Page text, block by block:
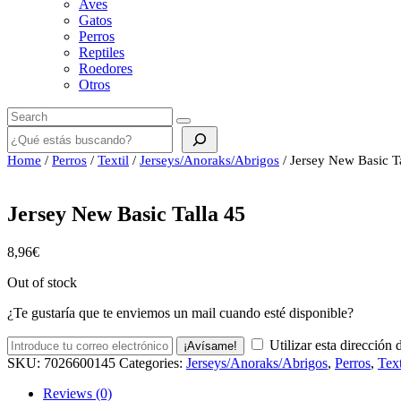
Aves
Gatos
Perros
Reptiles
Roedores
Otros
Buscar
Home / Perros / Textil / Jerseys/Anoraks/Abrigos / Jersey New Basic
Jersey New Basic Talla 45
8,96€
Out of stock
¿Te gustaría que te enviemos un mail cuando esté disponible?
¡Avísame!
Utilizar esta dirección
SKU: 7026600145 Categories: Jerseys/Anoraks/Abrigos, Perros,
Reviews (0)